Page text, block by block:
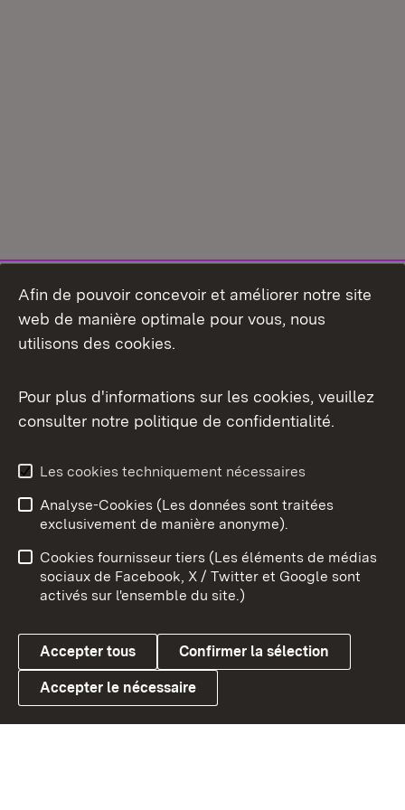
Aperçu des thèmes
Link zum Landesportal
Conseils d'utilisation
Confidentialité
Cookies
Afin de pouvoir concevoir et améliorer notre site
web de manière optimale pour vous, nous
utilisons des cookies.
Pour plus d'informations sur les cookies, veuillez
consulter notre politique de confidentialité.
Les cookies techniquement nécessaires
Analyse-Cookies (Les données sont traitées
exclusivement de manière anonyme).
Cookies fournisseur tiers (Les éléments de médias
sociaux de Facebook, X / Twitter et Google sont
activés sur l'ensemble du site.)
Accepter tous Confirmer la sélection
Accepter le nécessaire